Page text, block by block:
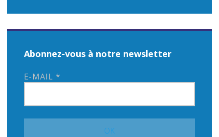
Abonnez-vous à notre newsletter
E-MAIL *